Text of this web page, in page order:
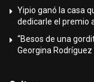
Yipio ganó la casa
dedicarle el premio
“Besos de una
Georgina